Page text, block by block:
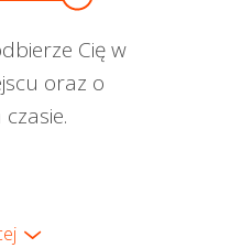
Cię w
oraz o